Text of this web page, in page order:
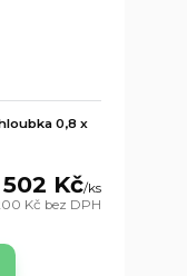
0,8 x
Kč/ks
Kč bez DPH